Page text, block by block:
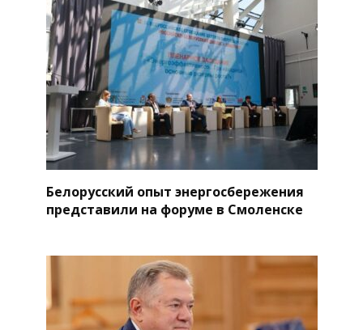
Белорусский опыт энергосбережения
представили на форуме в Смоленске